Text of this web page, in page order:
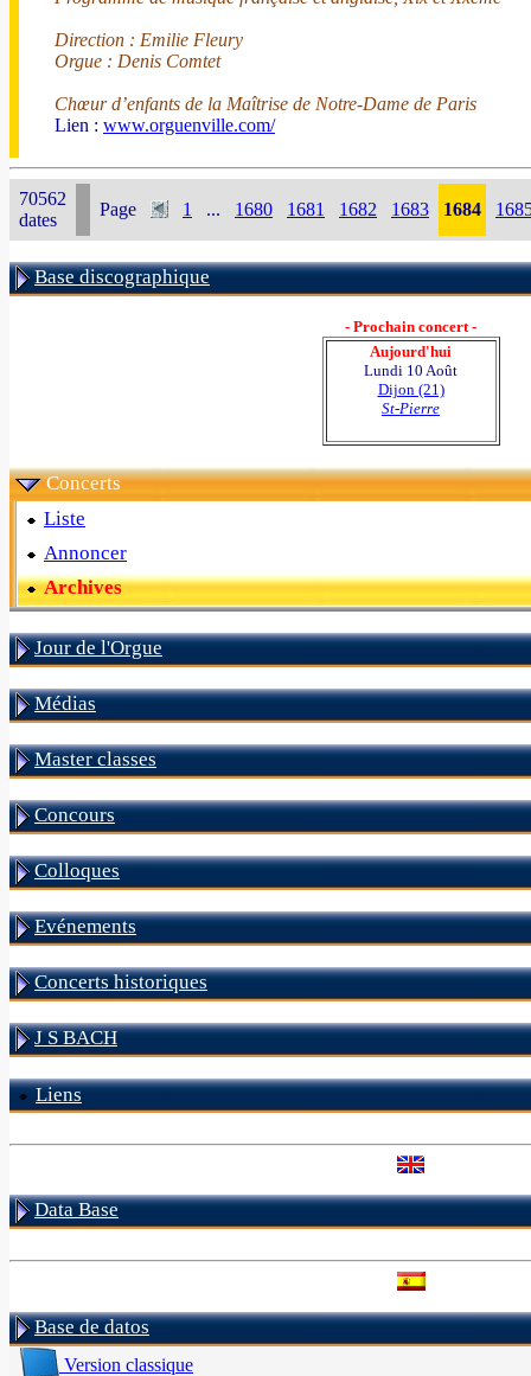
Direction : Emilie Fleury
Orgue : Denis Comtet
Chœur d’enfants de la Maîtrise de Notre-Dame de Paris
Lien : www.orguenville.com/
70562
dates
Page 1 ... 1680 1681 1682 1683 1684
Base discographique
- Prochain concert -
Aujourd'hui
Lundi 10 Août
Dijon (21)
St-Pierre
Concerts
Liste
Annoncer
Archives
Jour de l'Orgue
Médias
Master classes
Concours
Colloques
Evénements
Concerts historiques
J S BACH
Liens
Data Base
Base de datos
Version classique